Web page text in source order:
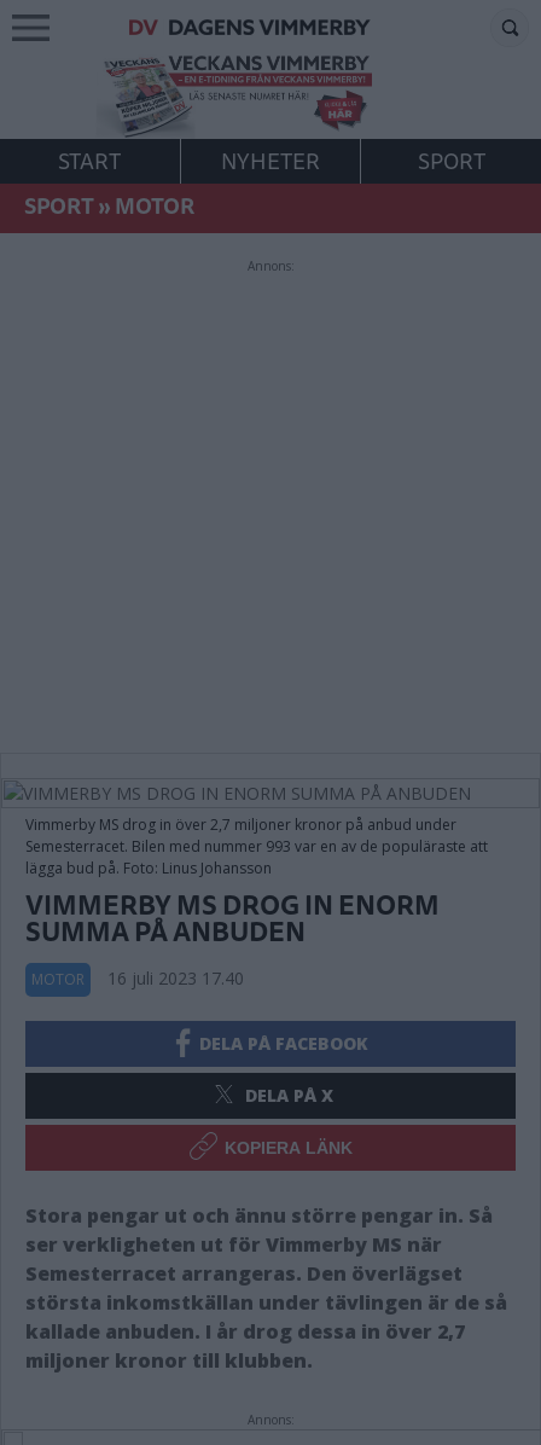
START NYHETER
SPORT
SPORT»MOTOR
Annons:
Vimmerby MS drog in över 2,7 miljoner kronor på anbud under
Semesterracet. Bilen med nummer 993 var en av de populäraste att
lägga bud på. Foto: Linus Johansson
VIMMERBY MS DROG IN ENORM
SUMMA PÅ ANBUDEN
MOTOR 16 juli 2023 17.40
DELA PÅ FACEBOOK
DELA PÅ X
KOPIERA LÄNK
Stora pengar ut och ännu större pengar in. Så
ser verkligheten ut för Vimmerby MS när
Semesterracet arrangeras. Den överlägset
största inkomstkällan under tävlingen är de så
kallade anbuden. I år drog dessa in över 2,7
miljoner kronor till klubben.
Annons: